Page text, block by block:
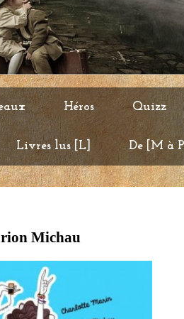
Héros Quizz
Livres lus [L] De [M à
Michau